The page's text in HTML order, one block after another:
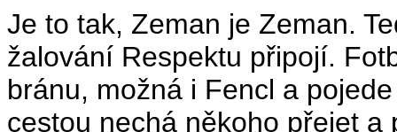
Je to tak, Zeman je Zeman.
žalování Respektu připojí.
bránu, možná i Fencl a
cestou nechá někoho přejet